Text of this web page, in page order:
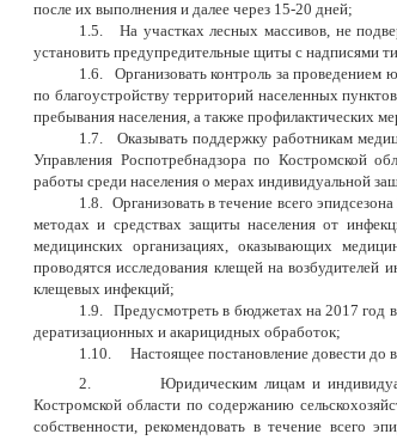
после их выполнения и далее через 15-20 дней;
1.5.
На участках лесных массивов, не
установить предупредительные щиты с надписями
1.6.
Организовать контроль за
по благоустройству территорий населенных
пребывания населения, а также профилактических
1.7.
Оказывать поддержку работникам
Управления Роспотребнадзора по Костромской
работы среди населения о мерах индивидуальной
1.8. Организовать в течение всего
методах и средствах защиты населения от
медицинских организациях, оказывающих
проводятся исследования клещей на возбудителей
клещевых инфекций;
1.9.
Предусмотреть в бюджетах на 2017 год
дератизационных и акарицидных обработок;
1.10.
Настоящее постановление довести до
2.
Юридическим лицам и
Костромской области по содержанию
собственности, рекомендовать в течение всего